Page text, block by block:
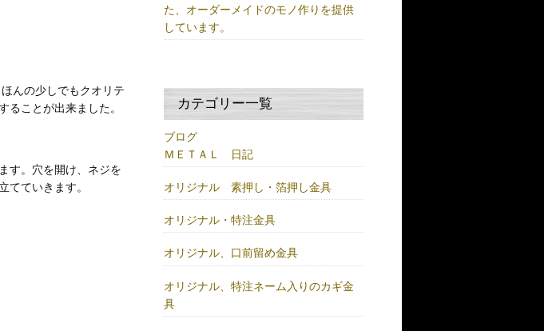
んの少しでもクオリテ
ることが出来ました。
す。穴を開け、ネジを
てていきます。
た、オーダーメイドのモノ作りを提供
しています。
カテゴリー一覧
ブログ
ＭＥＴＡＬ 日記
オリジナル 素押し・箔押し金具
オリジナル・特注金具
オリジナル、口前留め金具
オリジナル、特注ネーム入りのカギ金
具